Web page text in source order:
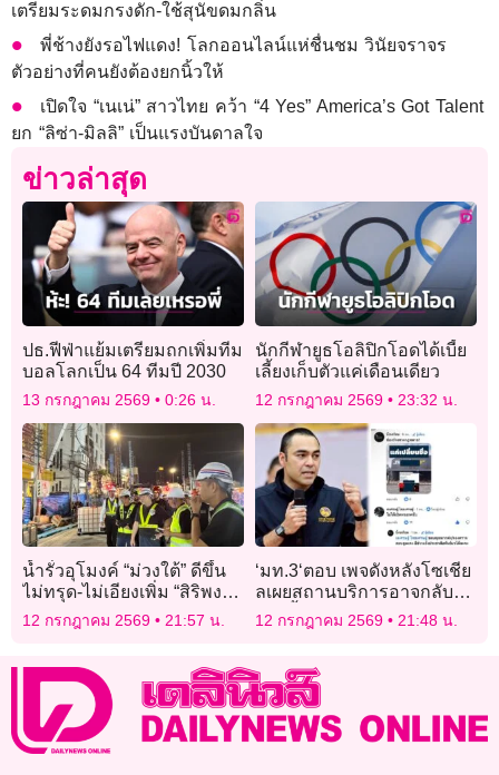
เตรียมระดมกรงดัก-ใช้สุนัขดมกลิ่น
พี่ช้างยังรอไฟแดง! โลกออนไลน์แห่ชื่นชม วินัยจราจร
ตัวอย่างที่คนยังต้องยกนิ้วให้
เปิดใจ “เนเน่” สาวไทย คว้า “4 Yes” America’s Got Talent
ยก “ลิซ่า-มิลลิ” เป็นแรงบันดาลใจ
ข่าวล่าสุด
ปธ.ฟีฟ่าแย้มเตรียมถกเพิ่มทีม
บอลโลกเป็น 64 ทีมปี 2030
13 กรกฎาคม 2569 0:26 น.
นักกีฬายูธโอลิปิกโอดได้เบี้ย
เลี้ยงเก็บตัวแค่เดือนเดียว
12 กรกฎาคม 2569 23:32 น.
น้ำรั่วอุโมงค์ “ม่วงใต้” ดีขึ้น
ไม่ทรุด-ไม่เอียงเพิ่ม “สิริพงศ์”
กำชับเยียวยาประชาชนให้
12 กรกฎาคม 2569 21:57 น.
‘มท.3‘ตอบ เพจดังหลังโซเชีย
ลเผยสถานบริการอาจกลับมา
เปิด ย้ำติดตามเข้ม บังคับใช้
ก.ม.ต่อเนื่อง
12 กรกฎาคม 2569 21:48 น.